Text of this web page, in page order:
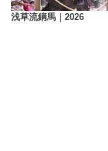
浅草流鏑馬｜2026